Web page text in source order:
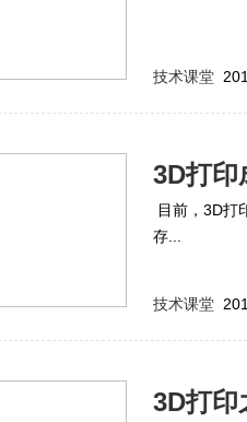
技术课堂
3D打印
目前，3D打
存...
技术课堂
3D打印